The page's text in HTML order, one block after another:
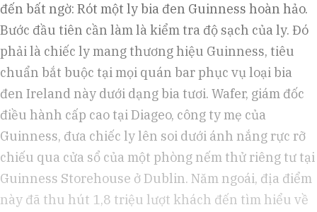
đến bất ngờ: Rót một ly bia đen Guinness hoàn hảo.
Bước đầu tiên cần làm là kiểm tra độ sạch của ly. Đó
phải là chiếc ly mang thương hiệu Guinness, tiêu
chuẩn bắt buộc tại mọi quán bar phục vụ loại bia
đen Ireland này dưới dạng bia tươi. Wafer, giám đốc
điều hành cấp cao tại Diageo, công ty mẹ của
Guinness, đưa chiếc ly lên soi dưới ánh nắng rực rỡ
chiếu qua cửa sổ của một phòng nếm thử riêng tư tại
Guinness Storehouse ở Dublin. Năm ngoái, địa điểm
này đã thu hút 1,8 triệu lượt khách đến tìm hiểu về